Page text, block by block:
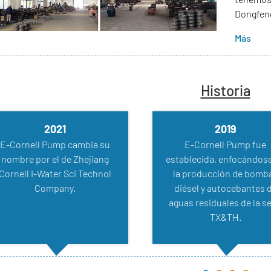
Más
​​Historia
2013
recibe el certificado CE
comienza el desarrollo y la
de la gama Super
T&U de bombas
2012
Se estableció Wenzhou
Machinery Co., Ltd. y
los derechos de